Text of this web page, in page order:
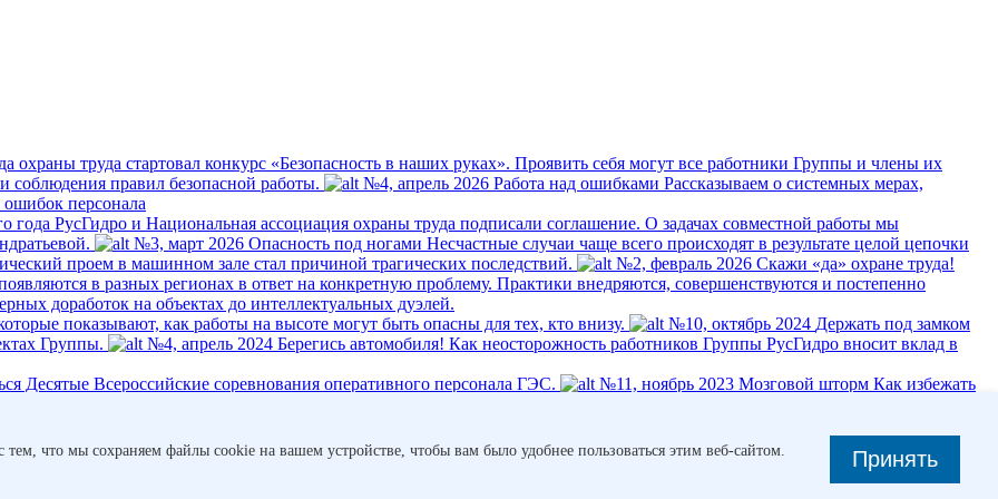
охраны труда стартовал конкурс «Безопасность в наших руках». Проявить себя могут все работники Группы и члены их
соблюдения правил безопасной работы.
№4, апрель 2026 Работа над ошибками Рассказываем о системных мерах,
персонала
года РусГидро и Национальная ассоциация охраны труда подписали соглашение. О задачах совместной работы мы
№3, март 2026 Опасность под ногами Несчастные случаи чаще всего происходят в результате целой цепочки
проем в машинном зале стал причиной трагических последствий.
№2, февраль 2026 Скажи «да» охране труда!
в разных регионах в ответ на конкретную проблему. Практики внедряются, совершенствуются и постепенно
доработок на объектах до интеллектуальных дуэлей.
показывают, как работы на высоте могут быть опасны для тех, кто внизу. №10, октябрь 2024 Держать под замком
Группы.
№4, апрель 2024 Берегись автомобиля! Как неосторожность работников Группы РусГидро вносит вклад в
Десятые Всероссийские соревнования оперативного персонала ГЭС. №11, ноябрь 2023 Мозговой шторм Как избежать
что мы сохраняем файлы cookie на вашем устройстве, чтобы вам было удобнее пользоваться этим веб-сайтом.
Принять